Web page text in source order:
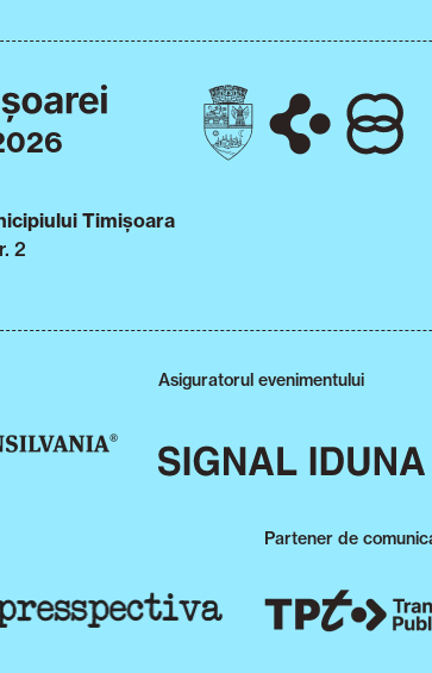
Timișoara
2
Asiguratorul evenimentului
Partener de